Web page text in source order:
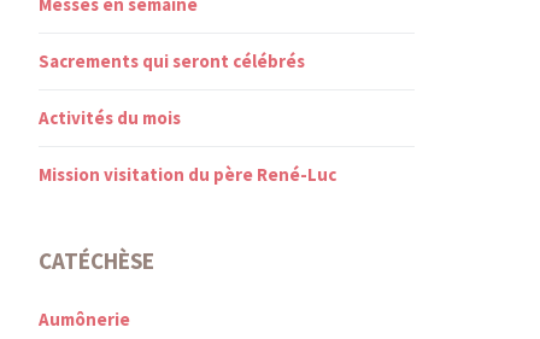
Sacrements qui seront célébrés
Activités du mois
Mission visitation du père René-Luc
CATÉCHÈSE
Aumônerie